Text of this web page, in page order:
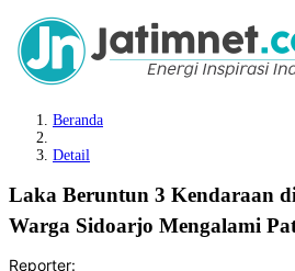
Beranda
Detail
Laka Beruntun 3 Kendaraan
Warga Sidoarjo Mengalami
Reporter: